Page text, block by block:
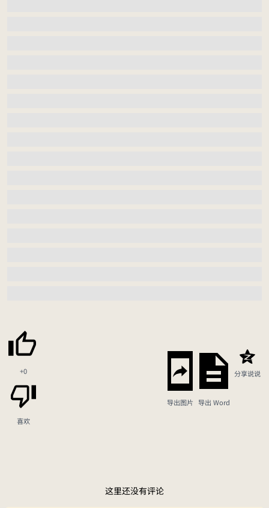
+0
喜欢
导出图片 导出 Word
分享说说
这里还没有评论